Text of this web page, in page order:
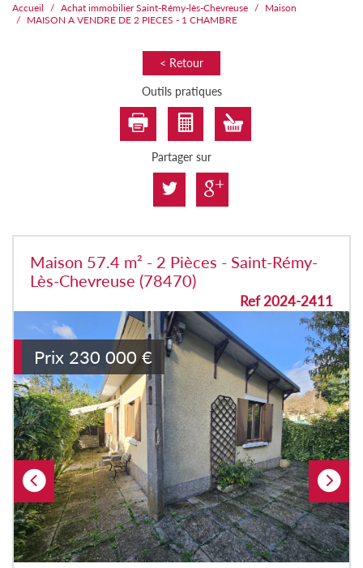
Accueil Achat immobilier Saint-Rémy-lès-Chevreuse
Maison
MAISON A VENDRE DE 2 PIECES - 1 CHAMBRE
< Retour
Outils pratiques
Partager sur
Maison 57.4 m² - 2 Pièces - Saint-Rémy-
Lès-Chevreuse (78470)
Ref 2024-2411
Prix 230 000 €